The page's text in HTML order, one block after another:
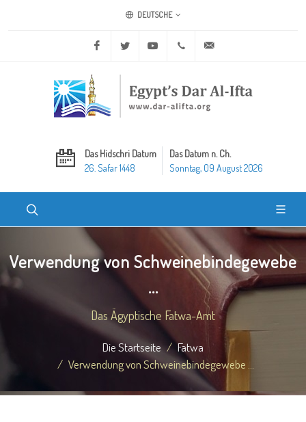
DEUTSCHE
Facebook Twitter Youtube +20 2 25970400
Das Hidschri Datum
26. Safar 1448
Das Datum n. Ch.
Sonntag, 09 August 2026
Verwendung von Schweinebindegewebe
...
Das Ägyptische Fatwa-Amt
Die Startseite
Fatwa
Verwendung von Schweinebindegewebe ...